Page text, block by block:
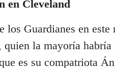
en Cleveland
los Guardianes en este
la mayoría
es su compatriota